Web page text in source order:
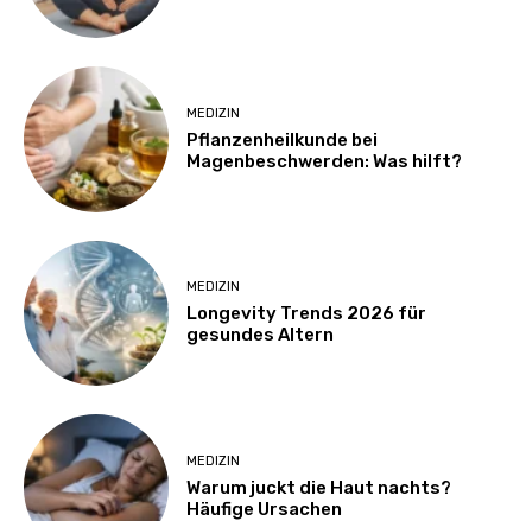
MEDIZIN
Pflanzenheilkunde bei
Magenbeschwerden: Was hilft?
MEDIZIN
Longevity Trends 2026 für
gesundes Altern
MEDIZIN
Warum juckt die Haut nachts?
Häufige Ursachen